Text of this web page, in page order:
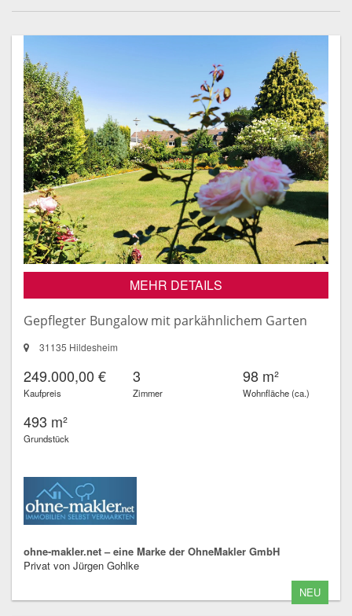
MEHR DETAILS
Gepflegter Bungalow mit parkähnlichem Garten
31135 Hildesheim
249.000,00 €
Kaufpreis
3
Zimmer
98 m²
Wohnfläche (ca.)
493 m²
Grundstück
ohne-makler.net – eine Marke der OhneMakler GmbH
Privat von Jürgen Gohlke
NEU